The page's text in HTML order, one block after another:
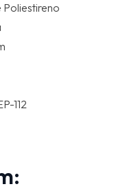
Poliestireno
112